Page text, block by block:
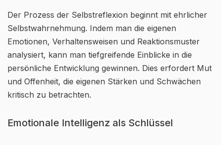
Der Prozess der Selbstreflexion beginnt mit ehrlicher
Selbstwahrnehmung. Indem man die eigenen
Emotionen, Verhaltensweisen und Reaktionsmuster
analysiert, kann man tiefgreifende Einblicke in die
persönliche Entwicklung gewinnen. Dies erfordert Mut
und Offenheit, die eigenen Stärken und Schwächen
kritisch zu betrachten.
Emotionale Intelligenz als Schlüssel